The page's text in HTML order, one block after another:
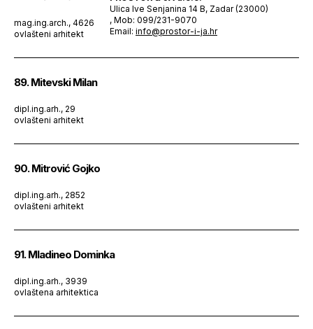
mag.ing.arch., 4626
ovlašteni arhitekt
Ulica Ive Senjanina 14 B, Zadar (23000)
, Mob: 099/231-9070
Email: info@prostor-i-ja.hr
89. Mitevski Milan
dipl.ing.arh., 29
ovlašteni arhitekt
90. Mitrović Gojko
dipl.ing.arh., 2852
ovlašteni arhitekt
91. Mladineo Dominka
dipl.ing.arh., 3939
ovlaštena arhitektica